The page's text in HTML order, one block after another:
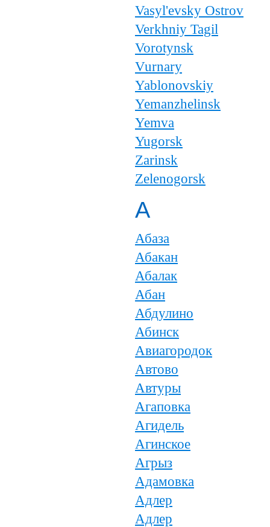
Vasyl'evsky Ostrov
Verkhniy Tagil
Vorotynsk
Vurnary
Yablonovskiy
Yemanzhelinsk
Yemva
Yugorsk
Zarinsk
Zelenogorsk
А
Абаза
Абакан
Абалак
Абан
Абдулино
Абинск
Авиагородок
Автово
Автуры
Агаповка
Агидель
Агинское
Агрыз
Адамовка
Адлер
Адлер